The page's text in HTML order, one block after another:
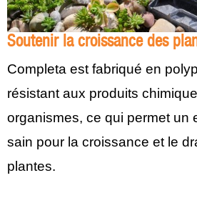
Soutenir la croissance des
Completa est fabriqué en
résistant aux produits
organismes, ce qui permet un
sain pour la croissance et le
plantes.